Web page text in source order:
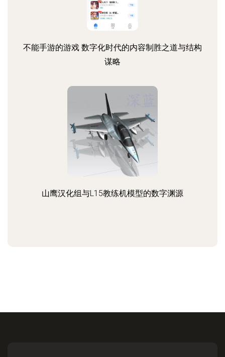
不能手游的游戏 数字化时代的内容制胜之道与结构
谋略
山鹰汉化组与L15教练机模型的数字渊源